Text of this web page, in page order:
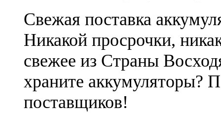
Свежая поставка
Никакой просрочки,
свежее из Страны
храните аккумуляторы?
поставщиков!